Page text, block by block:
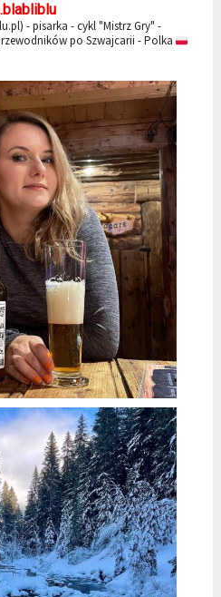
- pisarka - cykl "Mistrz Gry" -
po Szwajcarii - Polka